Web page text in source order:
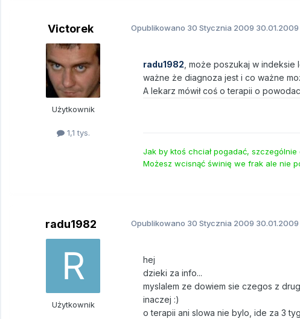
Victorek
Użytkownik
1,1 tys.
Opublikowano 30 Stycznia 2009 30.01.2009
radu1982 , może poszukaj w
ważne że diagnoza jest i co ważne
A lekarz mówił coś o terapii o
Jak by ktoś chciał pogadać,
Możesz wcisnąć świnię we frak ale nie
radu1982
Użytkownik
Opublikowano 30 Stycznia 2009
hej
dzieki za info...
myslalem ze dowiem sie czegos z
inaczej :)
o terapii ani slowa nie bylo, ide za 3